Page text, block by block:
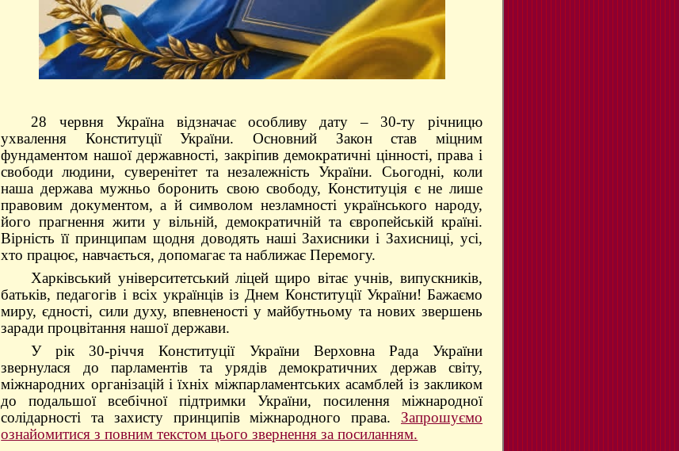
28 червня Україна відзначає особливу дату – 30-ту річницю
ухвалення Конституції України. Основний Закон став міцним
фундаментом нашої державності, закріпив демократичні цінності, права і
свободи людини, суверенітет та незалежність України. Сьогодні, коли
наша держава мужньо боронить свою свободу, Конституція є не лише
правовим документом, а й символом незламності українського народу,
його прагнення жити у вільній, демократичній та європейській країні.
Вірність її принципам щодня доводять наші Захисники і Захисниці, усі,
хто працює, навчається, допомагає та наближає Перемогу.
Харківський університетський ліцей щиро вітає учнів, випускників,
батьків, педагогів і всіх українців із Днем Конституції України! Бажаємо
миру, єдності, сили духу, впевненості у майбутньому та нових звершень
заради процвітання нашої держави.
У рік 30-річчя Конституції України Верховна Рада України
звернулася до парламентів та урядів демократичних держав світу,
міжнародних організацій і їхніх міжпарламентських асамблей із закликом
до подальшої всебічної підтримки України, посилення міжнародної
солідарності та захисту принципів міжнародного права. Запрошуємо
ознайомитися з повним текстом цього звернення за посиланням.